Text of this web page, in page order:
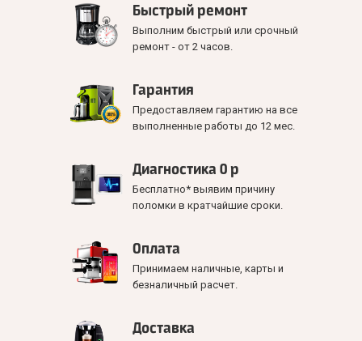
Быстрый ремонт
Выполним быстрый или срочный
ремонт - от 2 часов.
Гарантия
Предоставляем гарантию на все
выполненные работы до 12 мес.
Диагностика 0 р
Бесплатно* выявим причину
поломки в кратчайшие сроки.
Оплата
Принимаем наличные, карты и
безналичный расчет.
Доставка